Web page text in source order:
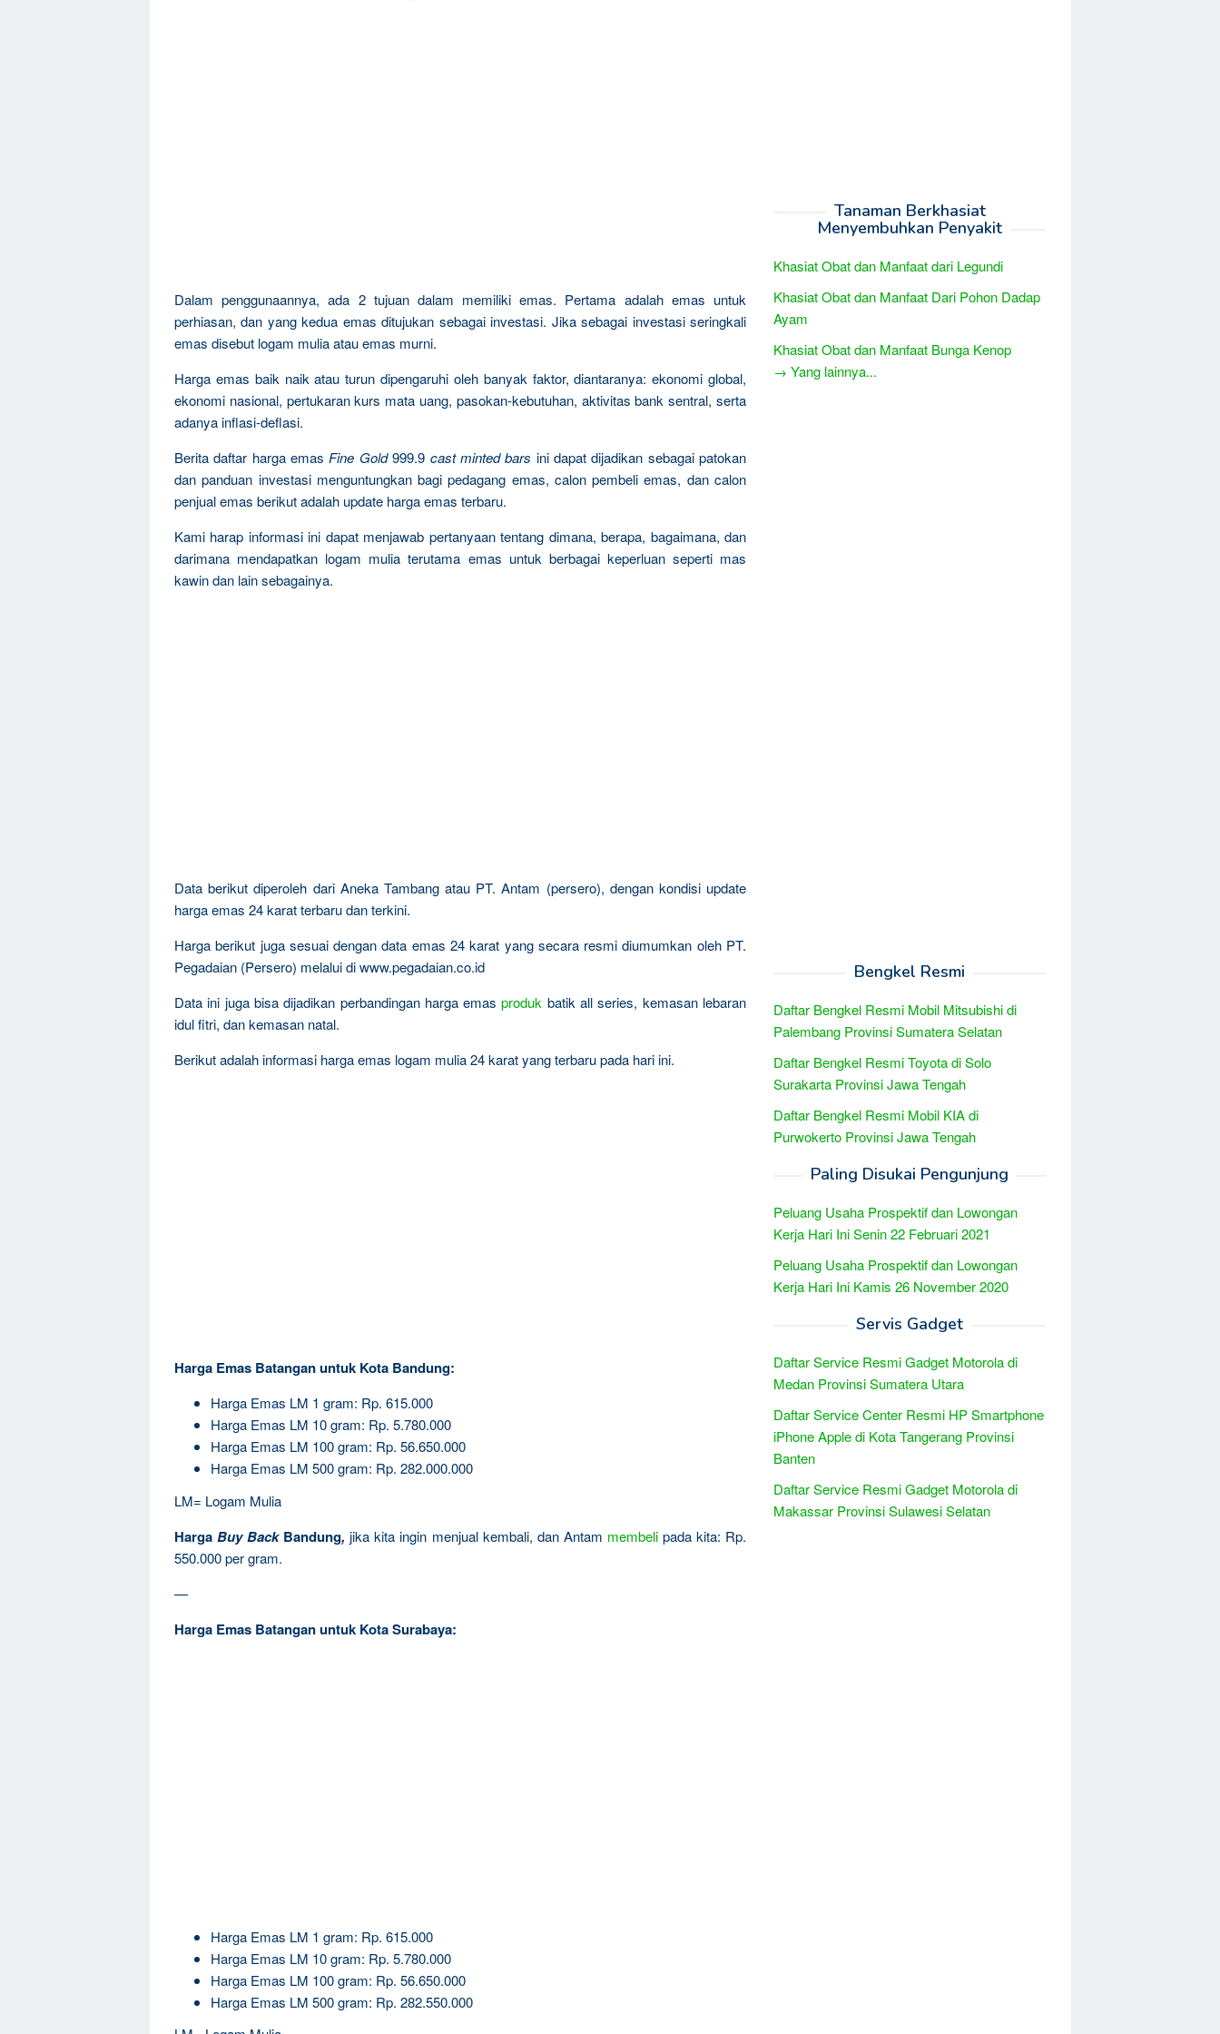
Dalam penggunaannya, ada 2 tujuan dalam memiliki emas. Pertama adalah emas untuk
perhiasan, dan yang kedua emas ditujukan sebagai investasi. Jika sebagai investasi seringkali
emas disebut logam mulia atau emas murni.
Harga emas baik naik atau turun dipengaruhi oleh banyak faktor, diantaranya: ekonomi global,
ekonomi nasional, pertukaran kurs mata uang, pasokan-kebutuhan, aktivitas bank sentral, serta
adanya inflasi-deflasi.
Berita daftar harga emas Fine Gold999.9 cast minted bars ini dapat dijadikan sebagai patokan
dan panduan investasi menguntungkan bagi pedagang emas, calon pembeli emas, dan calon
penjual emas berikut adalah update harga emas terbaru.
Kami harap informasi ini dapat menjawab pertanyaan tentang dimana, berapa, bagaimana, dan
darimana mendapatkan logam mulia terutama emas untuk berbagai keperluan seperti mas
kawin dan lain sebagainya.
Data berikut diperoleh dari Aneka Tambang atau PT. Antam (persero), dengan kondisi update
harga emas 24 karat terbaru dan terkini.
Harga berikut juga sesuai dengan data emas 24 karat yang secara resmi diumumkan oleh PT.
Pegadaian (Persero) melalui di www.pegadaian.co.id
Data ini juga bisa dijadikan perbandingan harga emasproduk batik all series, kemasan lebaran
idul fitri, dan kemasan natal.
Berikut adalah informasi harga emas logam mulia 24 karat yang terbaru pada hari ini.
Harga Emas Batangan untuk Kota Bandung:
Harga Emas LM 1 gram: Rp. 615.000
Harga Emas LM 10 gram: Rp. 5.780.000
Harga Emas LM 100 gram: Rp. 56.650.000
Harga Emas LM 500 gram: Rp. 282.000.000
LM= Logam Mulia
HargaBuy Back Bandung,jika kita ingin menjual kembali, dan Antam membelipada kita: Rp.
550.000 per gram.
—
Harga Emas Batangan untuk Kota Surabaya:
Harga Emas LM 1 gram: Rp. 615.000
Harga Emas LM 10 gram: Rp. 5.780.000
Harga Emas LM 100 gram: Rp. 56.650.000
Harga Emas LM 500 gram: Rp. 282.550.000
Tanaman Berkhasiat
Menyembuhkan Penyakit
Khasiat Obat dan Manfaat dari Legundi
Khasiat Obat dan Manfaat Dari Pohon Dadap
Ayam
Khasiat Obat dan Manfaat Bunga Kenop
→ Yang lainnya...
Bengkel Resmi
Daftar Bengkel Resmi Mobil Mitsubishi di
Palembang Provinsi Sumatera Selatan
Daftar Bengkel Resmi Toyota di Solo
Surakarta Provinsi Jawa Tengah
Daftar Bengkel Resmi Mobil KIA di
Purwokerto Provinsi Jawa Tengah
Paling Disukai Pengunjung
Peluang Usaha Prospektif dan Lowongan
Kerja Hari Ini Senin 22 Februari 2021
Peluang Usaha Prospektif dan Lowongan
Kerja Hari Ini Kamis 26 November 2020
Servis Gadget
Daftar Service Resmi Gadget Motorola di
Medan Provinsi Sumatera Utara
Daftar Service Center Resmi HP Smartphone
iPhone Apple di Kota Tangerang Provinsi
Banten
Daftar Service Resmi Gadget Motorola di
Makassar Provinsi Sulawesi Selatan